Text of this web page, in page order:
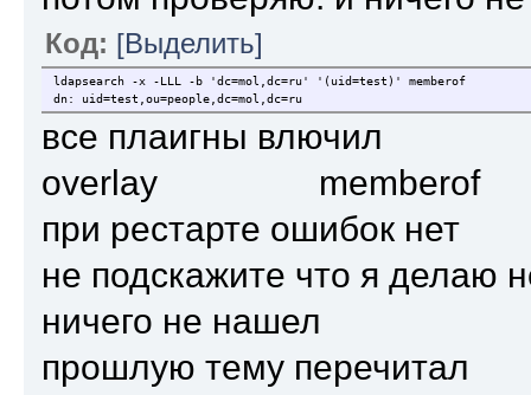
Код: [Выделить]
ldapsearch -x -LLL -b 'dc=mol,dc=ru' '(uid=test)' memberof
dn: uid=test,ou=people,dc=mol,dc=ru
все плаигны влючил
overlay memberof
при рестарте ошибок нет
не подскажите что я делаю
ничего не нашел
прошлую тему перечитал